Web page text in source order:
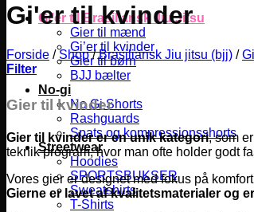
Gi’er til Brasiliansk Jiu Jitsu
Gier til mænd
Gi’er til kvinder
Gier til børn
BJJ bælter
No-gi
No Gi Shorts
Rashguards
Spats og kompressionsshorts
Streetwear
Hoodies
SPORTSBUKSER
Sweatshirts
T-Shirts
Gi'er til kvinder
Forside / Shop / Brasiliansk Jiu jitsu (bjj) /
Filter
Gier til kvinder
Gier til kvinder er en unik kategori, som
teknik program, hvor man ofte holder godt
Vores gier er designet med fokus på
Gierne er lavet af kvalitetsmaterialer og